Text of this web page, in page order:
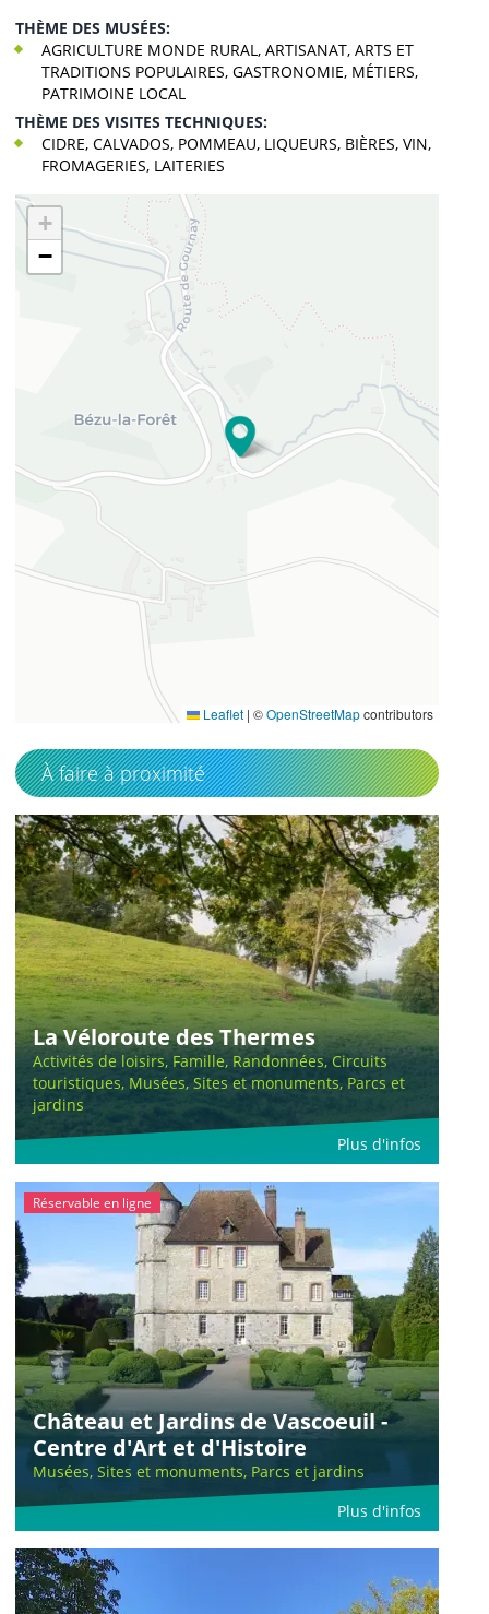
THÈME DES MUSÉES:
AGRICULTURE MONDE RURAL, ARTISANAT, ARTS ET
TRADITIONS POPULAIRES, GASTRONOMIE, MÉTIERS,
PATRIMOINE LOCAL
THÈME DES VISITES TECHNIQUES:
CIDRE, CALVADOS, POMMEAU, LIQUEURS, BIÈRES, VIN,
FROMAGERIES, LAITERIES
+
−
Leaflet | ©OpenStreetMapcontributors
À faire à proximité
La Véloroute des Thermes
Activités de loisirs, Famille, Randonnées, Circuits
touristiques, Musées, Sites et monuments, Parcs et
jardins
Plus d'infos
Réservable en ligne
Château et Jardins de Vascoeuil -
Centre d'Art et d'Histoire
Musées, Sites et monuments, Parcs et jardins
Plus d'infos